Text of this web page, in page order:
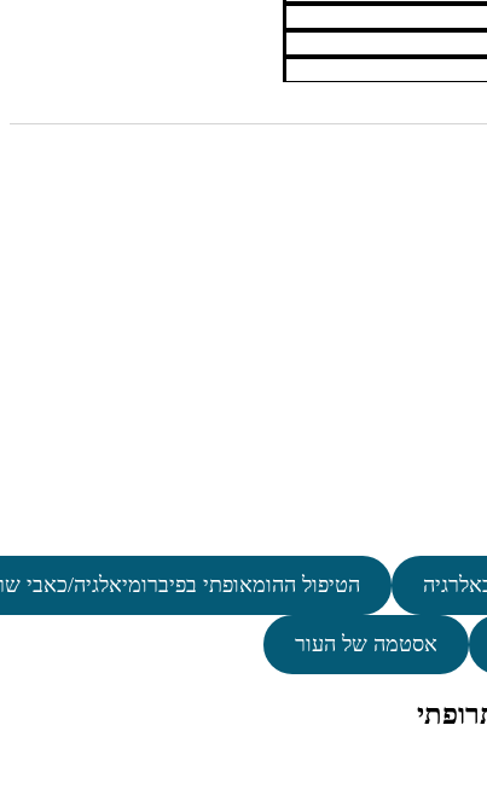
הטיפול ההומאופתי בפיברומיאלגיה/כאבי
אסטמה של העור